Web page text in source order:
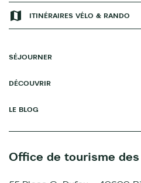
ITINÉRAIRES VÉLO & RANDO
SÉJOURNER
DÉCOUVRIR
LE BLOG
Office de tourisme